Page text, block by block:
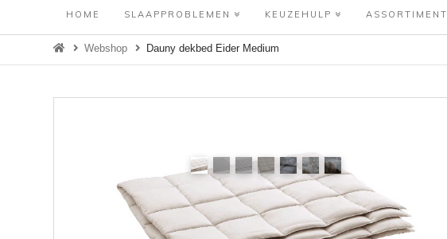
HOME SLAAPPROBLEMEN KEUZEHULP ASSORTIMENT
Webshop Dauny dekbed Eider Medium